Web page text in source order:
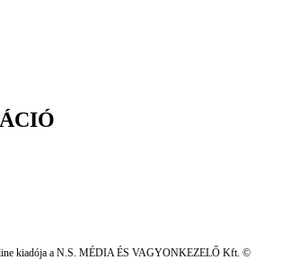
kiadója a N.S. MÉDIA ÉS VAGYONKEZELŐ Kft. ©